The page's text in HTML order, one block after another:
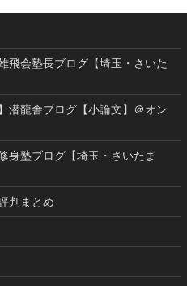
飛会塾長ブログ【埼玉・さいた
潜龍舎ブログ【小論文】＠オン
身塾ブログ【埼玉・さいたま
判まとめ